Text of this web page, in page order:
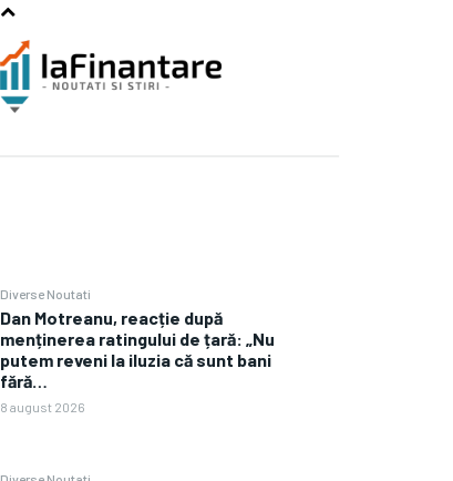
Diverse Noutati
Dan Motreanu, reacție după
menținerea ratingului de țară: „Nu
putem reveni la iluzia că sunt bani
fără…
8 august 2026